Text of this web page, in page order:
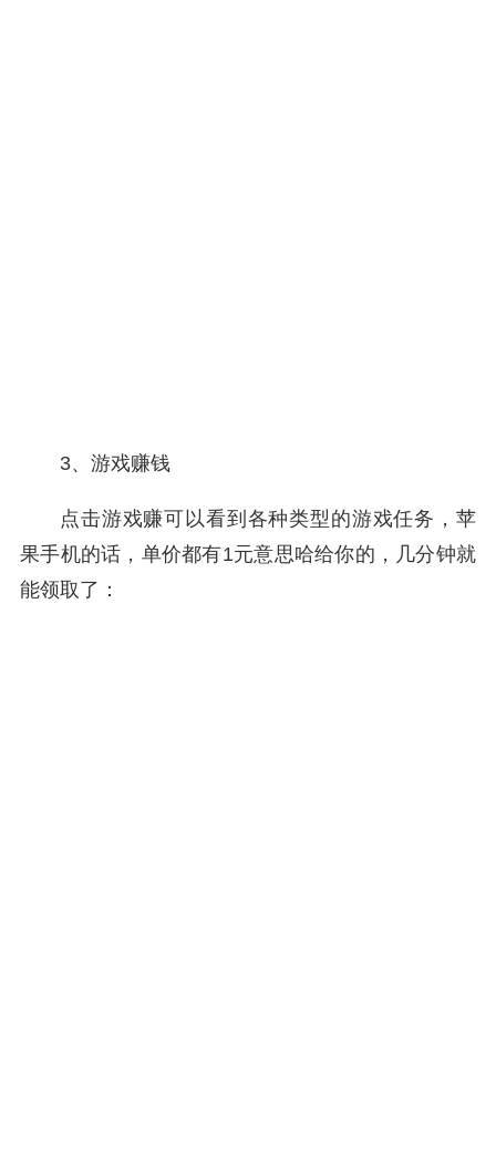
3、游戏赚钱
点击游戏赚可以看到各种类型的游戏任务，苹
果手机的话，单价都有1元意思哈给你的，几分钟就
能领取了：